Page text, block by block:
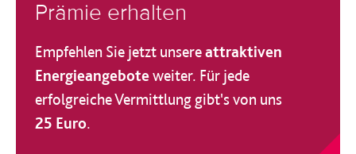
Prämie erhalten
Empfehlen Sie jetzt unsereattraktiven
Energieangeboteweiter. Für jede
erfolgreiche Vermittlung gibt's von uns
25 Euro.